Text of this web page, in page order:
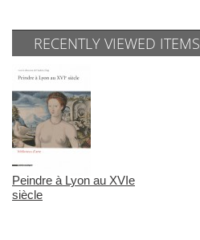
RECENTLY VIEWED ITEMS
Peindre à Lyon au XVIe
siècle